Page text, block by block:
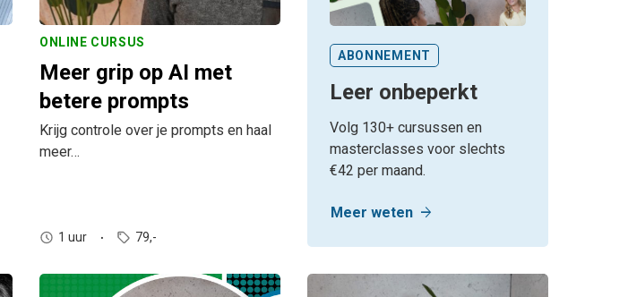
ONLINE CURSUS
Meer grip op AI met
betere prompts
Krijg controle over je prompts en haal
meer…
1 uur 79,-
ABONNEMENT
Leer onbeperkt
Volg 130+ cursussen en
masterclasses voor slechts
€42 per maand.
Meer weten arrow_forward